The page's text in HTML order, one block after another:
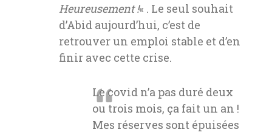
Heureusement !« . Le seul souhait
d’Abid aujourd’hui, c’est de
retrouver un emploi stable et d’en
finir avec cette crise.
Le covid n’a pas duré deux
ou trois mois, ça fait un an !
Mes réserves sont épuisées